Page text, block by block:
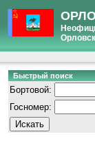
Быстрый поиск
Бортовой:
Госномер: